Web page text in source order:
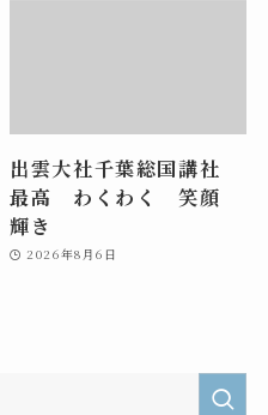
出雲大社千葉総国講社
最高 わくわく 笑顔
輝き
2026年8月6日